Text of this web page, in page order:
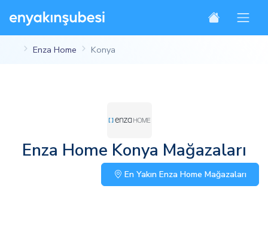
Enza Home Konya
Enza Home Konya Mağazaları
En Yakın Enza Home Mağazaları